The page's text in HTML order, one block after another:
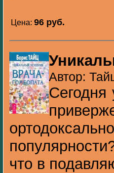
Цена: 96 pуб.
Автор:
Сегодня
что в